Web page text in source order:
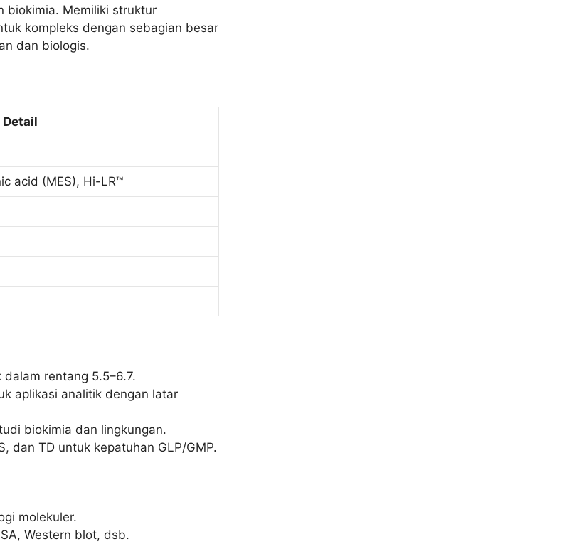
biokimia. Memiliki struktur
kompleks dengan sebagian besar
dan biologis.
Detail
acid (MES), Hi-LR™
rentang 5.5–6.7.
aplikasi analitik dengan latar
biokimia dan lingkungan.
dan TD untuk kepatuhan GLP/GMP.
molekuler.
Western blot, dsb.